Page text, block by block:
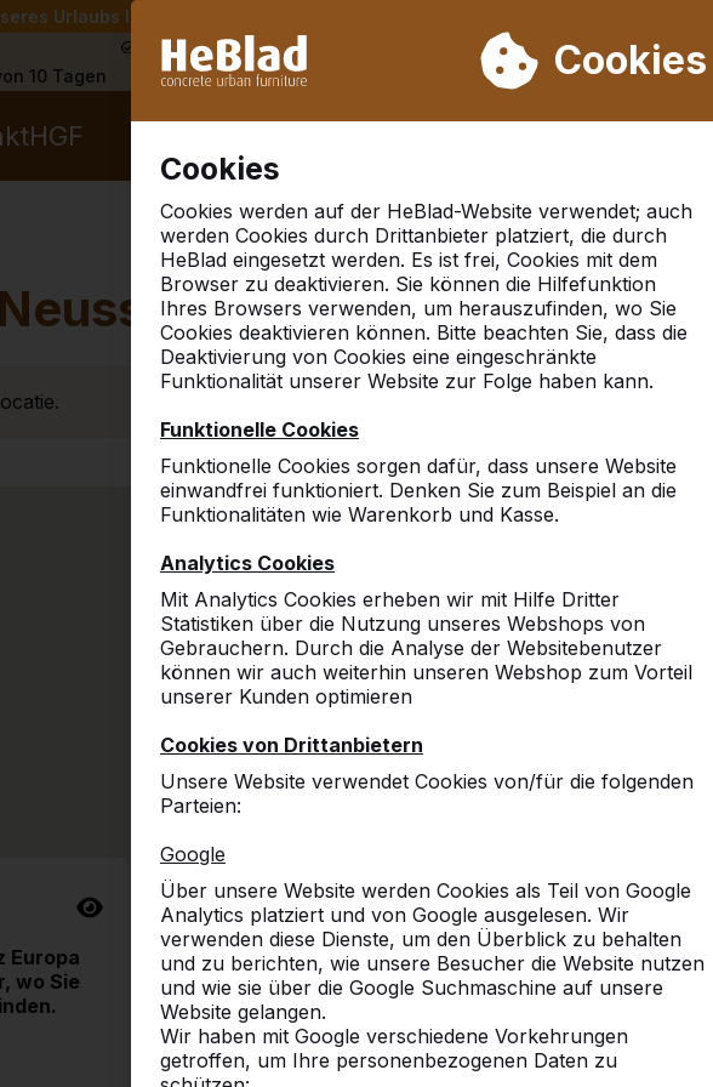
Urlaubs liefern wir von Woche 31 bis Woche 33 nicht. Bitte berücksichtigen
Cookies
Cookies
Cookies werden auf der HeBlad-Website verwendet; auch
werden Cookies durch Drittanbieter platziert, die durch
HeBlad eingesetzt werden. Es ist frei, Cookies mit dem
Browser zu deaktivieren. Sie können die Hilfefunktion
Ihres Browsers verwenden, um herauszufinden, wo Sie
Cookies deaktivieren können. Bitte beachten Sie, dass die
Deaktivierung von Cookies eine eingeschränkte
Funktionalität unserer Website zur Folge haben kann.
Funktionelle Cookies
Funktionelle Cookies sorgen dafür, dass unsere Website
einwandfrei funktioniert. Denken Sie zum Beispiel an die
Funktionalitäten wie Warenkorb und Kasse.
Analytics Cookies
Mit Analytics Cookies erheben wir mit Hilfe Dritter
Statistiken über die Nutzung unseres Webshops von
Gebrauchern. Durch die Analyse der Websitebenutzer
können wir auch weiterhin unseren Webshop zum Vorteil
unserer Kunden optimieren
Cookies von Drittanbietern
Unsere Website verwendet Cookies von/für die folgenden
Parteien:
Google
Über unsere Website werden Cookies als Teil von Google
Analytics platziert und von Google ausgelesen. Wir
verwenden diese Dienste, um den Überblick zu behalten
und zu berichten, wie unsere Besucher die Website nutzen
und wie sie über die Google Suchmaschine auf unsere
Website gelangen.
Wir haben mit Google verschiedene Vorkehrungen
getroffen, um Ihre personenbezogenen Daten zu
Schon mehr als 30.000 Produkten verkauft
10 Tagen
HGF
Neuss
Europa
wo Sie